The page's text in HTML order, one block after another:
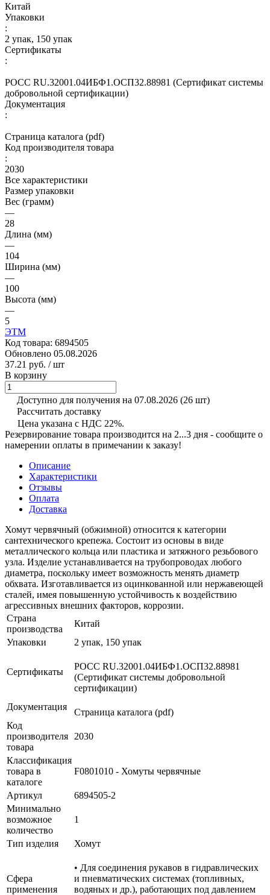
Китай
Упаковки
:
2 упак, 150 упак
Сертификаты
:
РОСС RU.32001.04ИБФ1.ОСП32.88981 (Сертификат системы
добровольной сертификации)
Документация
:
Страница каталога (pdf)
Код производителя товара
:
2030
Все характеристики
Размер упаковки
Вес (грамм)
—
28
Длина (мм)
—
104
Ширина (мм)
—
100
Высота (мм)
—
5
ЭТМ
Код товара: 6894505
Обновлено 05.08.2026
37.21 руб. / шт
В корзину
Доступно для получения на 07.08.2026 (26 шт)
Рассчитать доставку
Цена указана с НДС 22%.
Резервирование товара производится на 2...3 дня - сообщите о
намерении оплаты в примечании к заказу!
Описание
Характеристики
Отзывы
Оплата
Доставка
Хомут червячный (обжимной) относится к категории
сантехнического крепежа. Состоит из основы в виде
металлического кольца или пластика и затяжного резьбового
узла. Изделие устанавливается на трубопроводах любого
диаметра, поскольку имеет возможность менять диаметр
обхвата. Изготавливается из оцинкованной или нержавеющей
сталей, имея повышенную устойчивость к воздействию
агрессивных внешних факторов, коррозии.
Страна
производства
Китай
Упаковки
2 упак, 150 упак
Сертификаты
РОСС RU.32001.04ИБФ1.ОСП32.88981
(Сертификат системы добровольной
сертификации)
Документация
Страница каталога (pdf)
Код
производителя
товара
2030
Классификация
товара в
каталоге
F0801010 - Хомуты червячные
Артикул
6894505-2
Минимально
возможное
количество
1
Тип изделия Хомут
Сфера
применения
• Для соединения рукавов в гидравлических
и пневматических системах (топливных,
водяных и др.), работающих под давлением